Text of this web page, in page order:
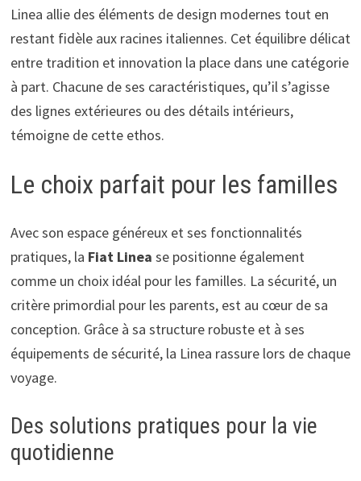
Linea allie des éléments de design modernes tout en
restant fidèle aux racines italiennes. Cet équilibre délicat
entre tradition et innovation la place dans une catégorie
à part. Chacune de ses caractéristiques, qu’il s’agisse
des lignes extérieures ou des détails intérieurs,
témoigne de cette ethos.
Le choix parfait pour les familles
Avec son espace généreux et ses fonctionnalités
pratiques, la Fiat Linea se positionne également
comme un choix idéal pour les familles. La sécurité, un
critère primordial pour les parents, est au cœur de sa
conception. Grâce à sa structure robuste et à ses
équipements de sécurité, la Linea rassure lors de chaque
voyage.
Des solutions pratiques pour la vie
quotidienne